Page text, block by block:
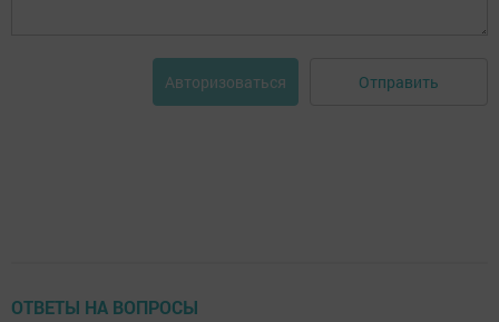
Авторизоваться Отправить
ОТВЕТЫ НА ВОПРОСЫ